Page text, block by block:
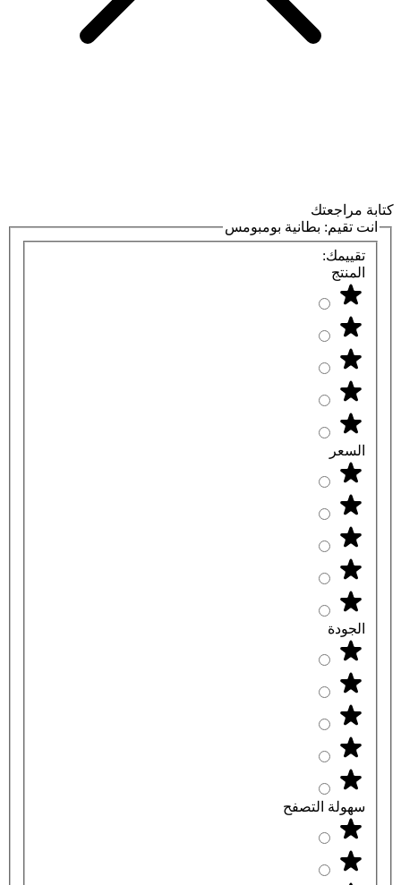
كتابة مراجعتك
انت تقيم: بطانية بومبومس
تقييمك:
المنتج
السعر
الجودة
سهولة التصفح